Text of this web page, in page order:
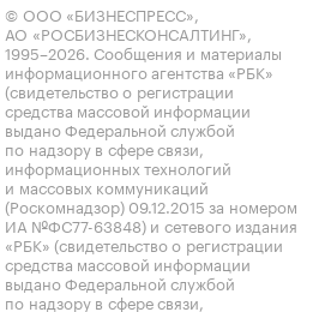
© ООО «БИЗНЕСПРЕСС»,
АО «РОСБИЗНЕСКОНСАЛТИНГ»,
1995–2026. Сообщения и материалы
информационного агентства «РБК»
(свидетельство о регистрации
средства массовой информации
выдано Федеральной службой
по надзору в сфере связи,
информационных технологий
и массовых коммуникаций
(Роскомнадзор) 09.12.2015 за номером
ИА №ФС77-63848) и сетевого издания
«РБК» (свидетельство о регистрации
средства массовой информации
выдано Федеральной службой
по надзору в сфере связи,